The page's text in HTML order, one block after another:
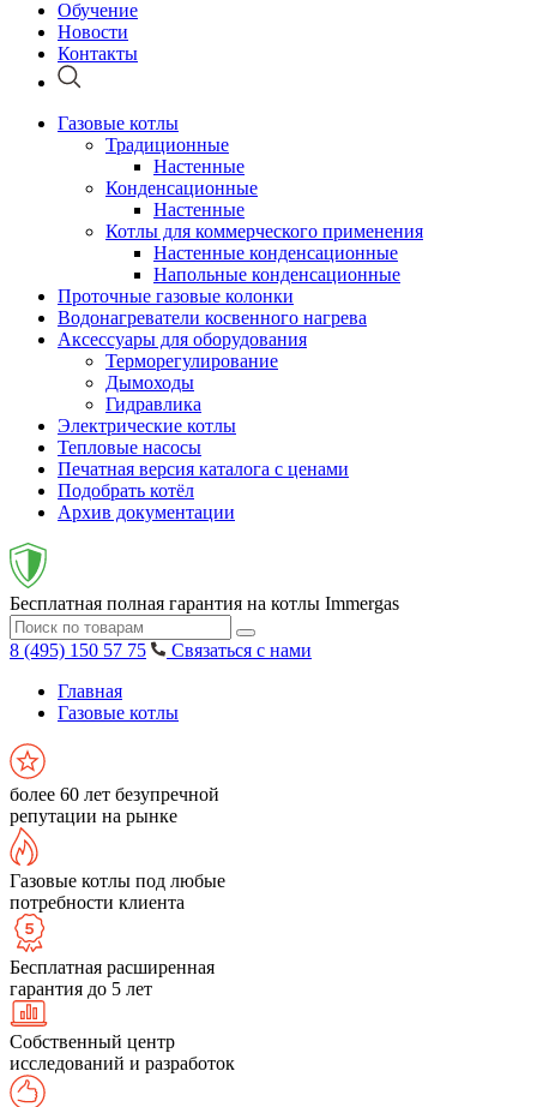
Обучение
Новости
Контакты
Газовые котлы
Традиционные
Настенные
Конденсационные
Настенные
Котлы для коммерческого применения
Настенные конденсационные
Напольные конденсационные
Проточные газовые колонки
Водонагреватели косвенного нагрева
Аксессуары для оборудования
Терморегулирование
Дымоходы
Гидравлика
Электрические котлы
Тепловые насосы
Печатная версия каталога с ценами
Подобрать котёл
Архив документации
Бесплатная полная гарантия на котлы Immergas
8 (495) 150 57 75
Связаться с нами
Главная
Газовые котлы
более 60 лет безупречной
репутации на рынке
Газовые котлы под любые
потребности клиента
Бесплатная расширенная
гарантия до 5 лет
Собственный центр
исследований и разработок